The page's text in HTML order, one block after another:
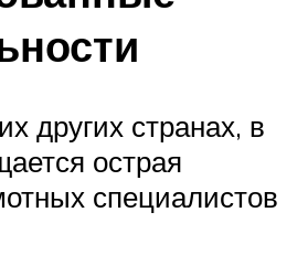
других странах, в
острая
специалистов